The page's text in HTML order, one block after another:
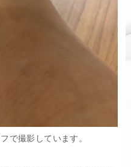
で撮影しています。